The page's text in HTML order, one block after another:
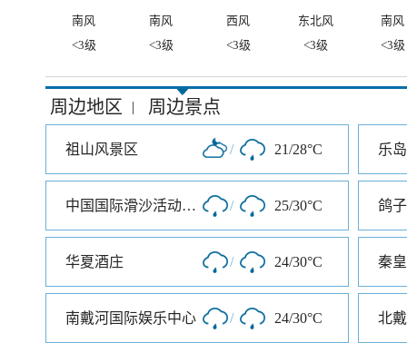
南风 南风 西风 东北风
南风
<3级
<3级 <3级 <3级 <3级
周边地区 | 周边景点
祖山风景区 / 21/28°C 乐
中国国际滑沙活动中心 / 25/30°C 鸽
华夏酒庄 / 24/30°C 秦
南戴河国际娱乐中心 / 24/30°C 北